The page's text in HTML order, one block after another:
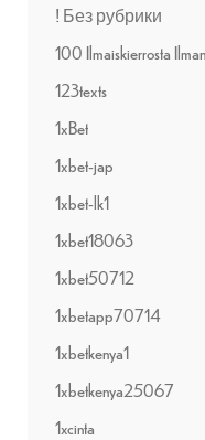
! Без рубрики
100 Ilmaiskierrosta
123texts
1xBet
1xbet-jap
1xbet-lk1
1xbet18063
1xbet50712
1xbetapp70714
1xbetkenya1
1xbetkenya25067
1xcinta